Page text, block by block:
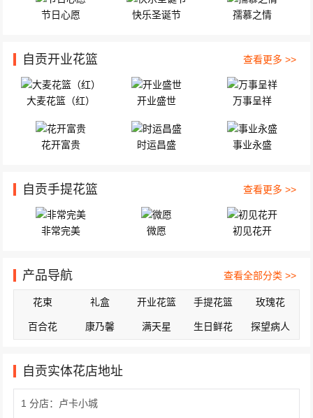
节日心愿 快乐圣诞节 孺慕之情
自贡开业花篮 查看更多 >>
大麦花篮（红） 开业盛世 万事呈祥
花开富贵 时运昌盛 事业永盛
自贡手提花篮 查看更多 >>
非常完美 微愿 初见花开
产品导航 查看全部分类 >>
花束 礼盒 开业花篮 手提花篮 玫瑰花
百合花 康乃馨 满天星 生日鲜花 探望病人
自贡实体花店地址
1 分店：卢卡小城